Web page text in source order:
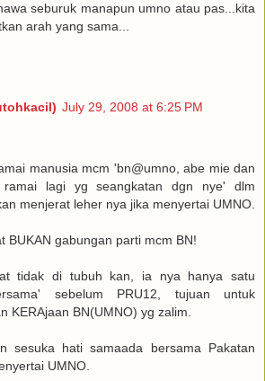
seburuk manapun umno atau pas...kita
arah yang sama...
July 29, 2008 at 6:25 PM
manusia mcm 'bn@umno, abe mie dan
ramai lagi yg seangkatan dgn nye' dlm
menjerat leher nya jika menyertai UMNO.
BUKAN gabungan parti mcm BN!
tidak di tubuh kan, ia nya hanya satu
sebelum PRU12, tujuan untuk
KERAjaan BN(UMNO) yg zalim.
sesuka hati samaada bersama Pakatan
UMNO.